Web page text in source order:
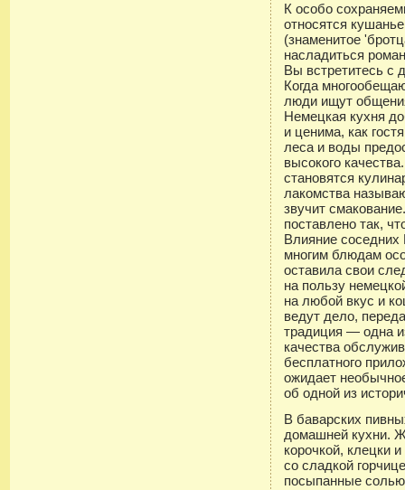
К особо
относятся
(знаменитое
насладиться
Вы встретитесь с
Когда
люди ищут
Немецкая кухня
и ценима, как
леса и воды
высокого
становятся
лакомства
звучит
поставлено так,
Влияние
многим блюдам
оставила свои
на пользу
на любой вкус и
ведут дело,
традиция — одна
качества
бесплатного
ожидает
об одной из
В баварских
домашней кухни.
корочкой, клецки
со сладкой
посыпанные